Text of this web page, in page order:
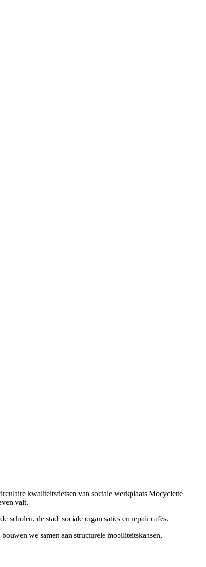
kwaliteitsfietsen van sociale werkplaats Mocyclette
valt.
scholen, de stad, sociale organisaties en repair cafés.
we samen aan structurele mobiliteitskansen,